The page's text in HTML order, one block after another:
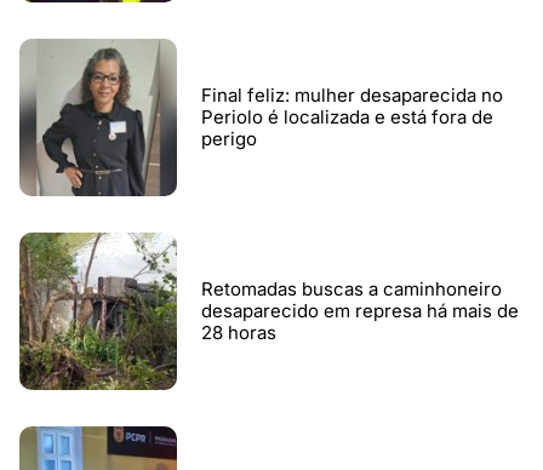
Final feliz: mulher desaparecida no
Periolo é localizada e está fora de
perigo
Retomadas buscas a caminhoneiro
desaparecido em represa há mais de
28 horas